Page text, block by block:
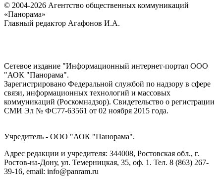
© 2004-2026 Агентство общественных коммуникаций
«Панорама»
Главный редактор Агафонов И.А.
Сетевое издание "Информационный интернет-портал ООО
"АОК "Панорама".
Зарегистрировано Федеральной службой по надзору в сфере
связи, информационных технологий и массовых
коммуникаций (Роскомнадзор). Cвидетельство о регистрации
СМИ Эл № ФС77-63561 от 02 ноября 2015 года.
Учредитель - ООО "АОК "Панорама".
Адрес редакции и учредителя: 344008, Ростовская обл., г.
Ростов-на-Дону, ул. Темерницкая, 35, оф. 1. Тел. 8 (863) 267-
39-16, email: info@panram.ru